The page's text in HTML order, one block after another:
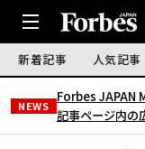
新着記事 人気記事
NEWS
Forbes JAPAN
記事ページ内の